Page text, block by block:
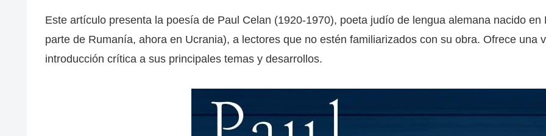
Este artículo presenta la poesía de Paul Celan (1920-1970), poeta judío de lengua alemana nacido
parte de Rumanía, ahora en Ucrania), a lectores que no estén familiarizados con su obra. Ofrece una
introducción crítica a sus principales temas y desarrollos.